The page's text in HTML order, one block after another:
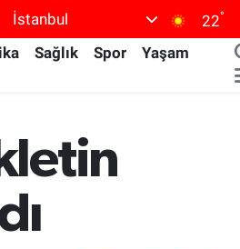
İstanbul 22°
Sağlık Spor
Yaşam